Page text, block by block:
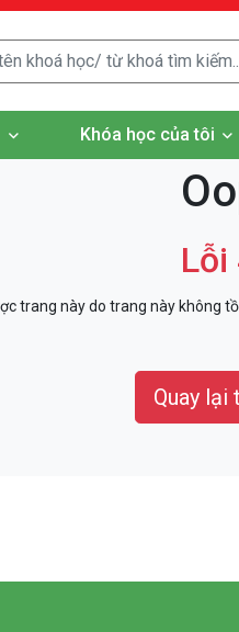
Khóa học của tôi
Lỗi
trang này do trang này không
Quay lại